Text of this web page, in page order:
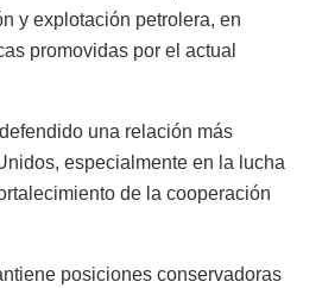
y explotación petrolera, en
promovidas por el actual
una relación más
especialmente en la lucha
de la cooperación
posiciones conservadoras